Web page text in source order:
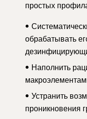
простых
обрабатывать
Наполнить
Устранить
проникновения